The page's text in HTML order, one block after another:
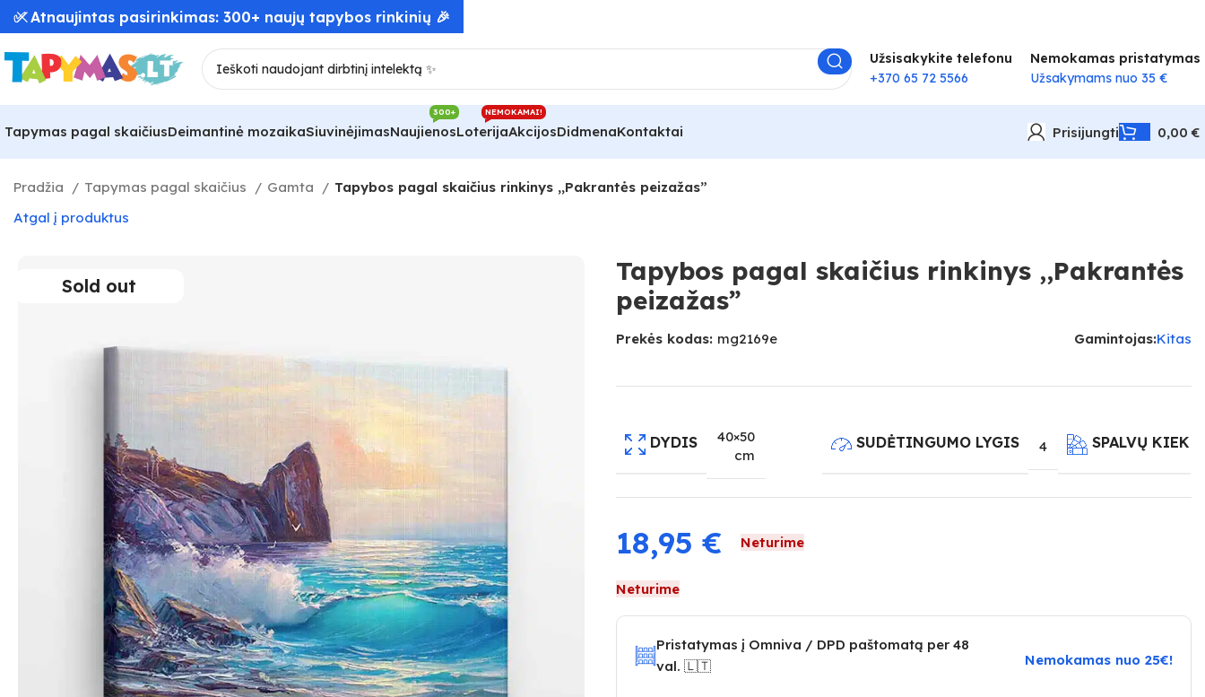
Užsisakykite telefonu
+370 65 72 5566
Nemokamas pristatymas
Užsakymams nuo 35 €
Tapymas pagal skaičiusDeimantinė mozaikaSiuvinėjimasNaujienos
300+
Loterija
NEMOKAMAI!
AkcijosDidmenaKontaktai Prisijungti 0,00€
Pradžia Tapymas pagal skaičius Gamta
Tapybos pagal skaičius rinkinys ,,Pakrantės peizažas”
Atgal į produktus
Sold out
Tapybos pagal skaičius rinkinys ,,Pakrantės
peizažas”
Prekės kodas: mg2169e Gamintojas:Kitas
DYDIS
40×50
cm
SUDĖTINGUMO LYGIS 4 SPALVŲ KIEKIS
18,95 € Neturime
Neturime
Pristatymas į Omniva / DPD paštomatą per 48
val. 🇱🇹
Nemokamas nuo 25€!
📦 Greitas užsakymų pristatymas – iki 48 val! 🚚